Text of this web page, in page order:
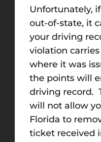
Unfortunately,
out-of-state, it
your driving
violation
where it was
the points will
driving record.
will not allow
Florida to
ticket received